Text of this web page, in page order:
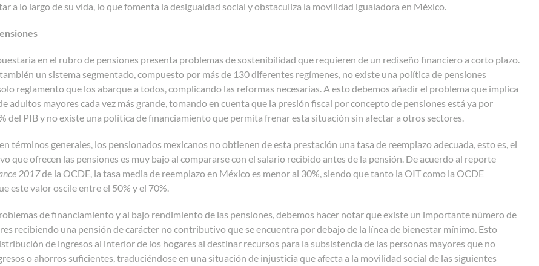
a lo largo de su vida, lo que fomenta la desigualdad social y obstaculiza la movilidad igualadora en México.
en el rubro de pensiones presenta problemas de sostenibilidad que requieren de un rediseño financiero a corto plazo.
un sistema segmentado, compuesto por más de 130 diferentes regímenes, no existe una política de pensiones
reglamento que los abarque a todos, complicando las reformas necesarias. A esto debemos añadir el problema que implica
adultos mayores cada vez más grande, tomando en cuenta que la presión fiscal por concepto de pensiones está ya por
del PIB y no existe una política de financiamiento que permita frenar esta situación sin afectar a otros sectores.
términos generales, los pensionados mexicanos no obtienen de esta prestación una tasa de reemplazo adecuada, esto es, el
que ofrecen las pensiones es muy bajo al compararse con el salario recibido antes de la pensión. De acuerdo al reporte
2017de la OCDE, la tasa media de reemplazo en México es menor al 30%, siendo que tanto la OIT como la OCDE
este valor oscile entre el 50% y el 70%.
de financiamiento y al bajo rendimiento de las pensiones, debemos hacer notar que existe un importante número de
recibiendo una pensión de carácter no contributivo que se encuentra por debajo de la línea de bienestar mínimo. Esto
de ingresos al interior de los hogares al destinar recursos para la subsistencia de las personas mayores que no
o ahorros suficientes, traduciéndose en una situación de injusticia que afecta a la movilidad social de las siguientes